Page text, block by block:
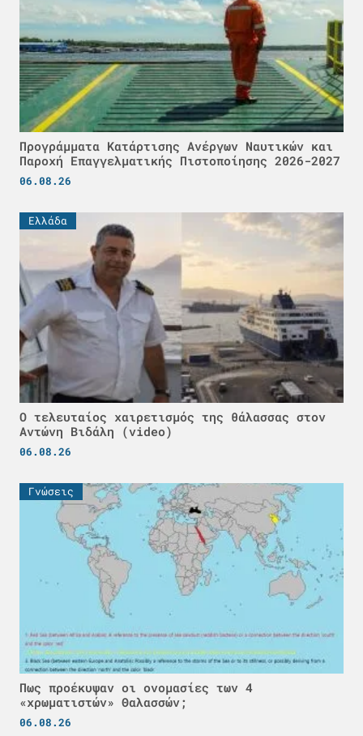
Προγράμματα Κατάρτισης Ανέργων Ναυτικών και
Παροχή Επαγγελματικής Πιστοποίησης 2026-2027
06.08.26
Ελλάδα
Ο τελευταίος χαιρετισμός της θάλασσας στον
Αντώνη Βιδάλη (video)
06.08.26
Γνώσεις
Πως προέκυψαν οι ονομασίες των 4
«χρωματιστών» Θαλασσών;
06.08.26